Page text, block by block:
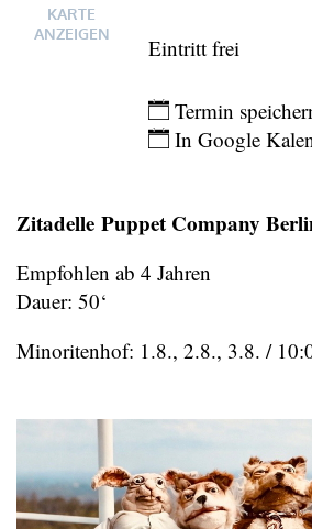
KARTE
ANZEIGEN
Eintritt frei
Termin
In Google
Zitadelle Puppet Company
Empfohlen ab 4 Jahren
Dauer: 50‘
Minoritenhof: 1.8., 2.8., 3.8. /